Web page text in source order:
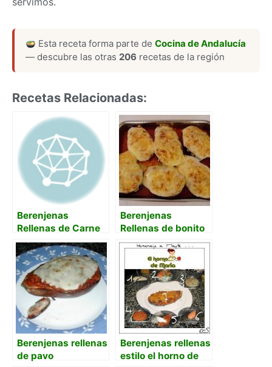
Esta receta forma parte deCocina de Andalucía
— descubre las otras 206 recetas de la región
Recetas Relacionadas:
Berenjenas
Rellenas de Carne
Picada y crema de
Patata y Pulpa Al
Horno
Berenjenas
Rellenas de bonito
Berenjenas rellenas
de pavo
Berenjenas rellenas
estilo el horno de